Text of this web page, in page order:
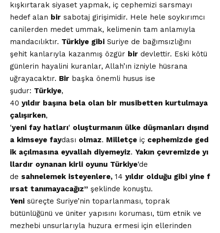
kışkırtarak siyaset yapmak, iç cephemizi sarsmayı
hedef alan bir sabotaj girişimidir. Hele hele soykırımcı
canilerden medet ummak, kelimenin tam anlamıyla
mandacılıktır. Türkiye gibi Suriye de bağımsızlığını
şehit kanlarıyla kazanmış özgür bir devlettir. Eski kötü
günlerin hayalini kuranlar, Allah’ın izniyle hüsrana
uğrayacaktır. Bir başka önemli husus ise
şudur: Türkiye,
40 yıldır başına bela olan bir musibetten kurtulmaya
çalışırken,
‘yeni fay hatları‘ oluşturmanın ülke düşmanları dışınd
a kimseye faydası olmaz. Milletçe iç cephemizde ged
ik açılmasına eyvallah diyemeyiz. Yakın çevremizde yı
llardır oynanan kirli oyunu Türkiye‘de
de sahnelemek isteyenlere, 14 yıldır olduğu gibi yine f
ırsat tanımayacağız” şeklinde konuştu.
Yeni süreçte Suriye’nin toparlanması, toprak
bütünlüğünü ve üniter yapısını koruması, tüm etnik ve
mezhebi unsurlarıyla huzura ermesi için ellerinden